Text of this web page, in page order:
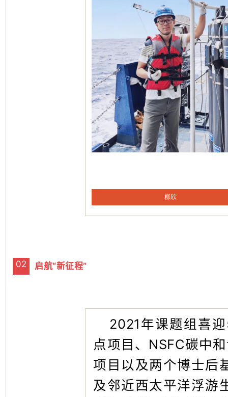
柳欣
02 启航“新征程”
2021年课题组喜
点项目、NSFC碳中
项目以及两个博士后
及邻近西太平洋浮游